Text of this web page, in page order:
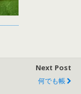
Next Post
何でも帳